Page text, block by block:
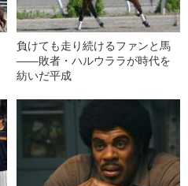
負けても走り続けるファンと馬
――敗者・ハルウララが時代を
紡いだ平成